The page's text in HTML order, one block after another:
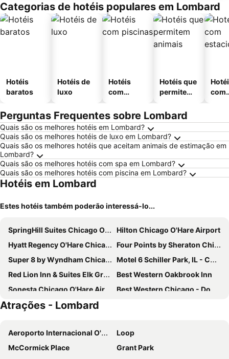
Categorias de hotéis populares em Lombard
Hotéis
baratos
Hotéis de
luxo
Hotéis
com
Hotéis que
permitem
com
Perguntas Frequentes sobre Lombard
Quais são os melhores hotéis em Lombard?
Quais são os melhores hotéis de luxo em Lombard?
Quais são os melhores hotéis que aceitam animais de estimação em
Lombard?
Quais são os melhores hotéis com spa em Lombard?
Quais são os melhores hotéis com piscina em Lombard?
Hotéis em Lombard
Estes hotéis também poderão interessá-lo...
SpringHill Suites Chicago O'Hare
Hilton Chicago O'Hare Airport
Hyatt Regency O'Hare Chicago
Four Points by Sheraton Chicago O'Hare Airport
Super 8 by Wyndham Chicago O'Hare Airport
Motel 6 Schiller Park, IL - Chicago O'Hare
Red Lion Inn & Suites Elk Grove Village
Best Western Oakbrook Inn
Sonesta Chicago O'Hare Airport Rosemont
Best Western Chicago - Downers Grove
Extended Stay America - Chicago - Itasca
La Quinta by Wyndham Chicago O'Hare Airport
Hyatt Place Chicago O'Hare Airport
Sheraton Suites Chicago Elk Grove
SureStay Plus Hotel by Best Western Chicago Lombard
Atrações - Lombard
Aeroporto Internacional O'Hare
Loop
McCormick Place
Grant Park